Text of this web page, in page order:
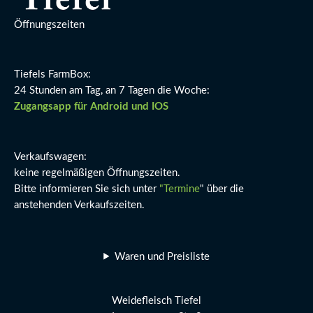
Öffnungszeiten
Tiefels FarmBox:
24 Stunden am Tag, an 7 Tagen die Woche:
Zugangsapp für Android und IOS
Verkaufswagen:
keine regelmäßigen Öffnungszeiten.
Bitte informieren Sie sich unter "Termine" über die
anstehenden Verkaufszeiten.
Waren und Preisliste
Weidefleisch Tiefel